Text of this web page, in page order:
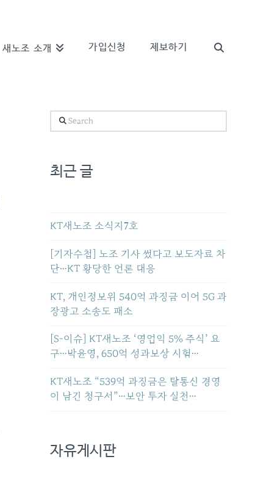
새노조 소개 가입신청 제보하기
Search
최근 글
KT새노조 소식지7호
[기자수첩] 노조 기사 썼다고 보도자료 차
단…KT 황당한 언론 대응
KT, 개인정보위 540억 과징금 이어 5G 과
장광고 소송도 패소
[S-이슈] KT새노조 ‘영업익 5% 주식’ 요
구…박윤영, 650억 성과보상 시험…
KT새노조 “539억 과징금은 탈통신 경영
이 남긴 청구서”…보안 투자 실천…
자유게시판